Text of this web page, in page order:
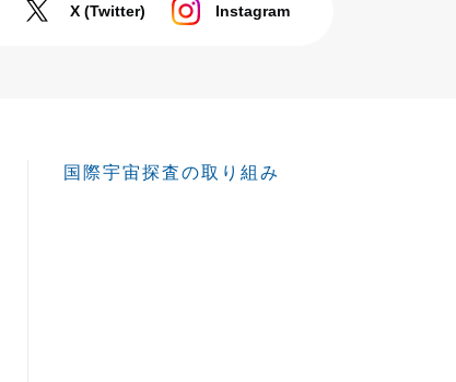
X (Twitter) Instagram
国際宇宙探査の取り組み